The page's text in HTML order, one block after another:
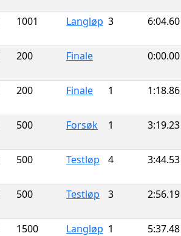
1001 Langløp 3 6:04.60
200 Finale 0:00.00
200 Finale 1 1:18.86
500 Forsøk 1 3:19.23
500 Testløp 4 3:44.53
500 Testløp 3 2:56.19
1500 Langløp 1 5:37.48